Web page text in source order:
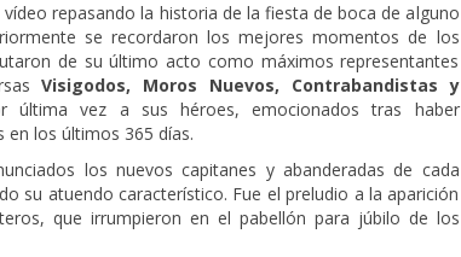
repasando la historia de la fiesta de boca de alguno
se recordaron los mejores momentos de los
de su último acto como máximos representantes
Visigodos, Moros Nuevos, Contrabandistas y
última vez a sus héroes, emocionados tras haber
en los últimos 365 días.
los nuevos capitanes y abanderadas de cada
su atuendo característico. Fue el preludio a la aparición
que irrumpieron en el pabellón para júbilo de los